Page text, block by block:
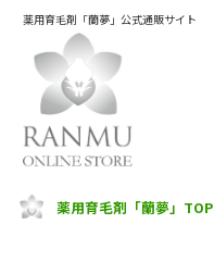
薬用育毛剤「蘭夢」公式通販サイト
薬用育毛剤「蘭夢」TOP